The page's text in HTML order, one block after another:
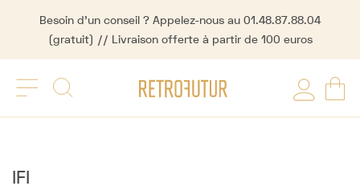
Besoin d'un conseil ? Appelez-nous au 01.48.87.88.04
(gratuit) // Livraison offerte à partir de 100 euros
IFI